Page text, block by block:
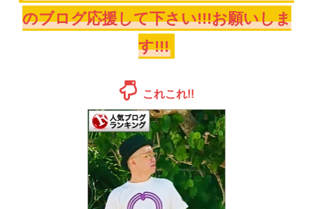
のブログ応援して下さい!!!お願いしま
す!!!
これこれ!!